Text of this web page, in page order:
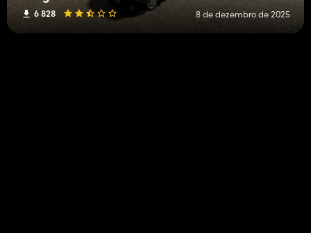
6 828 8 de dezembro de 2025